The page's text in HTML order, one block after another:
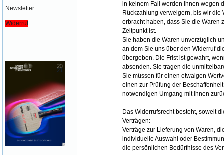
in keinem Fall werden Ihnen wegen
Rückzahlung verweigern, bis wir
erbracht haben, dass Sie die Waren
Zeitpunkt ist.
Sie haben die Waren unverzüglich
an dem Sie uns über den Widerruf
übergeben. Die Frist ist gewahrt,
absenden. Sie tragen die
Sie müssen für einen etwaigen
einen zur Prüfung der
notwendigen Umgang mit ihnen
Das Widerrufsrecht besteht, soweit
Verträgen:
Verträge zur Lieferung von Waren,
individuelle Auswahl oder
die persönlichen Bedürfnisse des
Newsletter
Widerruf